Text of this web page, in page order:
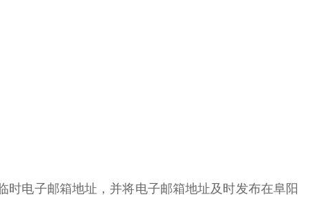
电子邮箱地址，并将电子邮箱地址及时发布在阜阳